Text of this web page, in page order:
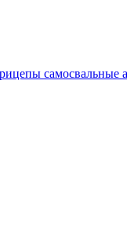
самосвальные